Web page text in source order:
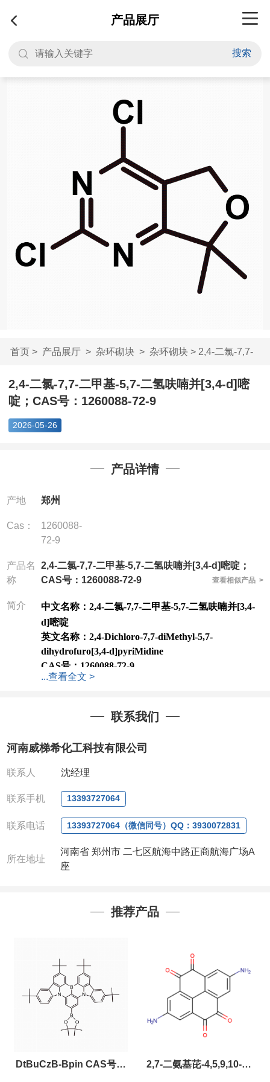
产品展厅
搜索
首页> 产品展厅> 杂环砌块> 杂环砌块> 2,4-二氯-7,7-
二甲基-5,7-二氢...
2,4-二氯-7,7-二甲基-5,7-二氢呋喃并[3,4-d]嘧
啶；CAS号：1260088-72-9
2026-05-26
产品详情
产地 郑州
Cas：
1260088-
72-9
产品名
称
2,4-二氯-7,7-二甲基-5,7-二氢呋喃并[3,4-d]嘧啶；
CAS号：1260088-72-9
查看相似产品 >
简介 中文名称： 2,4-二氯-7,7-二甲基-5,7-二氢呋喃并[3,4-
d]嘧啶
英文名称： 2,4-Dichloro-7,7-diMethyl-5,7-
dihydrofuro[3,4-d]pyriMidine
CAS号： 1260088-72-9
分子式：C8H8Cl2N2O
1Mg ; 5Mg;10Mg ;100Mg;250Mg ;500Mg
;1g;2.5g ;5g ;10g可根据客户需求进行分装
作中有用到的试剂,欢迎前来询购
全额退款,并承担所有运费。
QQ:3930072831
联系人: 沈晓东(欢迎致电,或QQ、微信联系)
...查看全文 >
联系我们
河南威梯希化工科技有限公司
联系人 沈经理
联系手机 13393727064
联系电话 13393727064（微信同号）QQ：3930072831
所在地址
河南省 郑州市 二七区航海中路正商航海广场A
座
推荐产品
DtBuCzB-Bpin CAS号： 2,7-二氨基芘-4,5,9,10-四